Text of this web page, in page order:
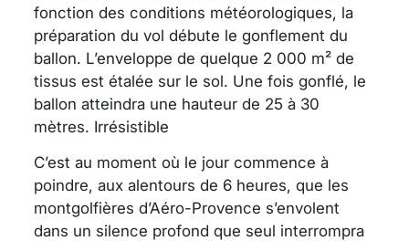
fonction des conditions météorologiques, la
préparation du vol débute le gonflement du
ballon. L’enveloppe de quelque 2 000 m² de
tissus est étalée sur le sol. Une fois gonflé, le
ballon atteindra une hauteur de 25 à 30
mètres. Irrésistible
C’est au moment où le jour commence à
poindre, aux alentours de 6 heures, que les
montgolfières d’Aéro-Provence s’envolent
dans un silence profond que seul interrompra